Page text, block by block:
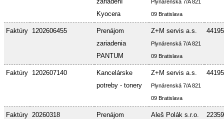
zariadení
Kyocera
Plynárenská 7/A 821
09 Bratislava
Faktúry 1202606455
Prenájom
zariadenia
PANTUM
Z+M servis a.s.
Plynárenská 7/A 821
09 Bratislava
Faktúry 1202607140
Kancelárske
potreby - tonery
Z+M servis a.s.
Plynárenská 7/A 821
09 Bratislava
Faktúry 20260318
Prenájom
Aleš Polák s.r.o.